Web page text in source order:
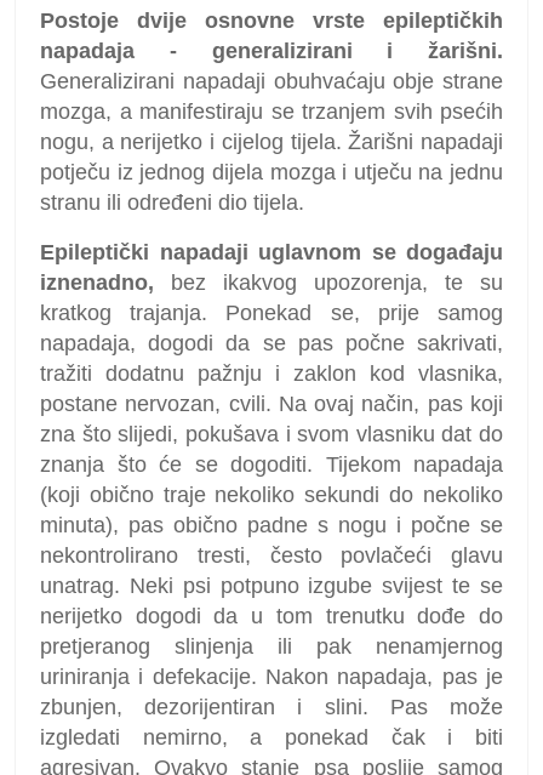
Postoje dvije osnovne vrste epileptičkih
napadaja - generalizirani i žarišni.
Generalizirani napadaji obuhvaćaju obje strane
mozga, a manifestiraju se trzanjem svih psećih
nogu, a nerijetko i cijelog tijela. Žarišni napadaji
potječu iz jednog dijela mozga i utječu na jednu
stranu ili određeni dio tijela.
Epileptički napadaji uglavnom se događaju
iznenadno, bez ikakvog upozorenja, te su
kratkog trajanja. Ponekad se, prije samog
napadaja, dogodi da se pas počne sakrivati,
tražiti dodatnu pažnju i zaklon kod vlasnika,
postane nervozan, cvili. Na ovaj način, pas koji
zna što slijedi, pokušava i svom vlasniku dat do
znanja što će se dogoditi. Tijekom napadaja
(koji obično traje nekoliko sekundi do nekoliko
minuta), pas obično padne s nogu i počne se
nekontrolirano tresti, često povlačeći glavu
unatrag. Neki psi potpuno izgube svijest te se
nerijetko dogodi da u tom trenutku dođe do
pretjeranog slinjenja ili pak nenamjernog
uriniranja i defekacije. Nakon napadaja, pas je
zbunjen, dezorijentiran i slini. Pas može
izgledati nemirno, a ponekad čak i biti
agresivan. Ovakvo stanje psa poslije samog